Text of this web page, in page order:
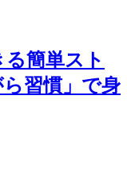
簡単スト
習慣」で身